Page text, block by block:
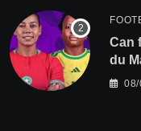
‎Can
du